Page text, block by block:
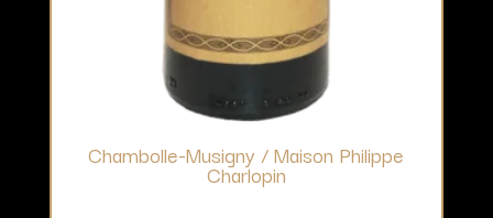
Chambolle-Musigny / Maison Philippe
Charlopin